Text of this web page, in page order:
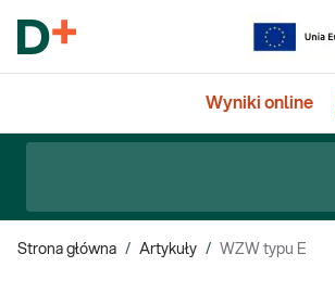
Wyniki online
Strona główna / Artykuły / WZW typu E